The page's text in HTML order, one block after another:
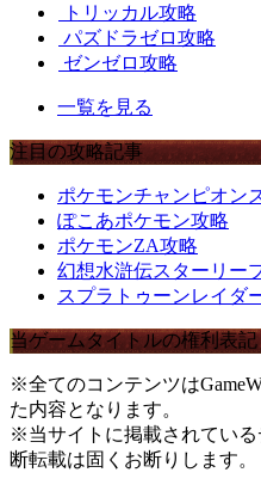
トリッカル攻略
パズドラゼロ攻略
ゼンゼロ攻略
一覧を見る
注目の攻略記事
ポケモンチャンピオン
ぽこあポケモン攻略
ポケモンZA攻略
幻想水滸伝スターリー
スプラトゥーンレイダ
当ゲームタイトルの権利表記
※全てのコンテンツは
た内容となります。
※当サイトに掲載されてい
断転載は固くお断りします。